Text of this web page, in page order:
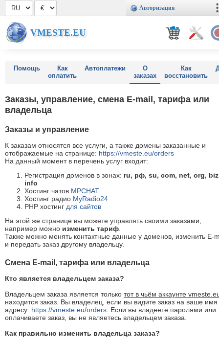
Авторизация
VMESTE.EU
Помощь
Как
оплатить
Автоплатежи
О
заказах
Как
восстановить
Заказы, управление, смена E-mail, тарифа или
владельца
Заказы и управление
К заказам относятся все услуги, а также домены заказанные и
отображаемые на странице: https://vmeste.eu/orders
На данный момент в перечень услуг входит:
Регистрация доменов в зонах: ru, рф, su, com, net, org,
info
Хостинг чатов MPCHAT
Хостинг радио MyRadio24
PHP хостинг для сайтов
На этой же странице вы можете управлять своими заказами,
например можно изменить тариф
Также можно менять контактные данные у доменов, изменить E-
и передать заказ другому владельцу.
Смена E-mail, тарифа или владельца
Кто является владельцем заказа?
Владельцем заказа является только тот в чьём аккаунте
находится заказ. Вы владелец, если вы видите заказ на ваше
адресу: https://vmeste.eu/orders . Если вы владеете паролями или
оплачиваете заказ, вы не являетесь владельцем заказа.
Как правильно изменить владельца заказа?